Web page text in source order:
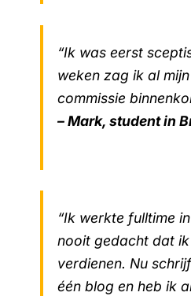
“Ik was eerst
weken zag ik al
commissie
– Mark, student in
“Ik werkte fulltime
nooit gedacht dat
verdienen. Nu
één blog en heb ik